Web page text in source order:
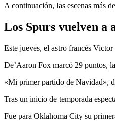
A continuación, las escenas más
Los Spurs vuelven
Este jueves, el astro francés
De’Aaron Fox marcó 29 puntos,
«Mi primer partido de Navidad»,
Tras un inicio de temporada
Fue para Oklahoma City su